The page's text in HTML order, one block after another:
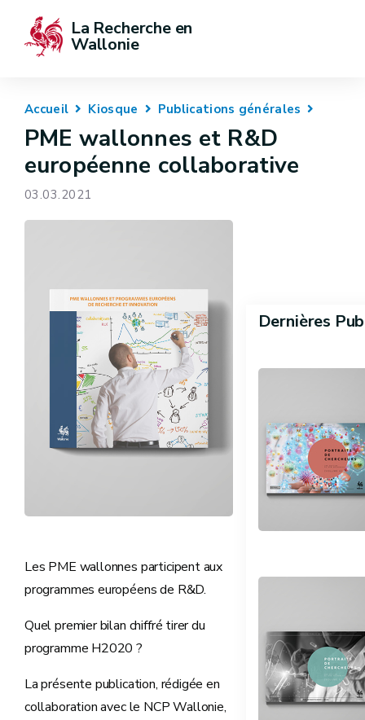
La Recherche en
Wallonie
Accueil Kiosque Publications générales
PME wallonnes et R&D
européenne collaborative
03.03.2021
Les PME wallonnes participent aux
programmes européens de R&D.
Quel premier bilan chiffré tirer du
programme H2020 ?
La présente publication, rédigée en
collaboration avec le NCP Wallonie,
Dernières